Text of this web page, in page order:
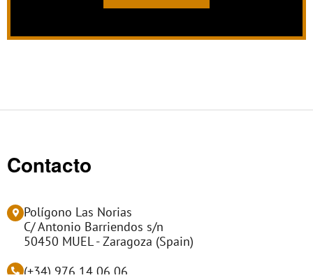
Contacto
Polígono Las Norias
C/ Antonio Barriendos s/n
50450 MUEL - Zaragoza (Spain)
(+34) 976 14 06 06